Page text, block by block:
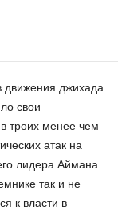
движения джихада
свои
троих менее чем
атак на
лидера Аймана
так и не
к власти в